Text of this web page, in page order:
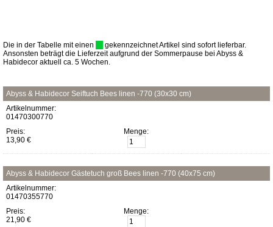
Die in der Tabelle mit einen
gekennzeichnet Artikel sind sofort lieferbar.
Ansonsten beträgt die Lieferzeit aufgrund der Sommerpause bei Abyss &
Habidecor aktuell ca. 5 Wochen.
Abyss & Habidecor Seiftuch Bees linen -770 (30x30 cm)
Artikelnummer:
01470300770
Preis:
13,90 €
Menge:
Abyss & Habidecor Gästetuch groß Bees linen -770 (40x75 cm)
Artikelnummer:
01470355770
Preis:
21,90 €
Menge: